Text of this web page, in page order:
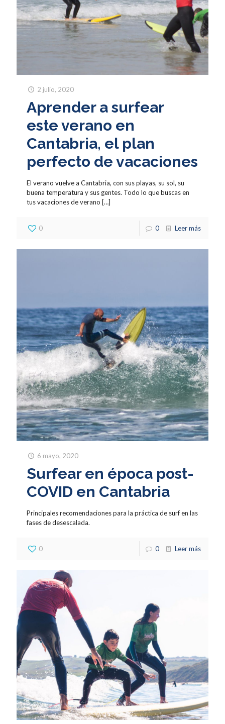
2 julio, 2020
Aprender a surfear
este verano en
Cantabria, el plan
perfecto de vacaciones
El verano vuelve a Cantabria, con sus playas, su sol, su
buena temperatura y sus gentes. Todo lo que buscas en
tus vacaciones de verano […]
0 0 Leer más
6 mayo, 2020
Surfear en época post-
COVID en Cantabria
Principales recomendaciones para la práctica de surf en las
fases de desescalada.
0 0 Leer más